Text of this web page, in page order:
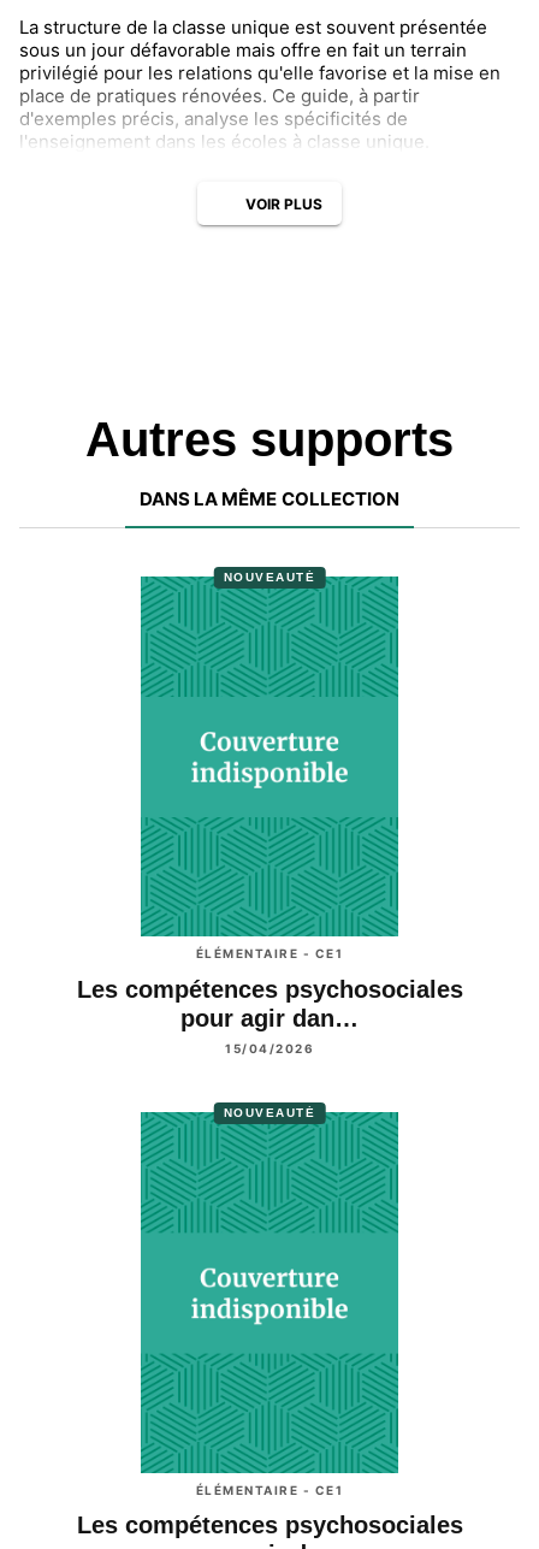
La structure de la classe unique est souvent présentée
sous un jour défavorable mais offre en fait un terrain
privilégié pour les relations qu'elle favorise et la mise en
place de pratiques rénovées. Ce guide, à partir
d'exemples précis, analyse les spécificités de
l'enseignement dans les écoles à classe unique.
VOIR PLUS
Autres supports
DANS LA MÊME COLLECTION
NOUVEAUTÉ
ÉLÉMENTAIRE - CE1
Les compétences psychosociales
pour agir dan…
15/04/2026
NOUVEAUTÉ
ÉLÉMENTAIRE - CE1
Les compétences psychosociales